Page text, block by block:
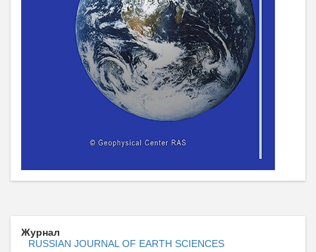
Журнал
RUSSIAN JOURNAL OF EARTH SCIENCES